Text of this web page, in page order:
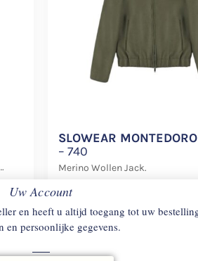
SLOWEAR MONTEDORO
– 740
Merino Wollen Jack.
€998
Uw Account
en heeft u altijd toegang tot uw
en persoonlijke gegevens.